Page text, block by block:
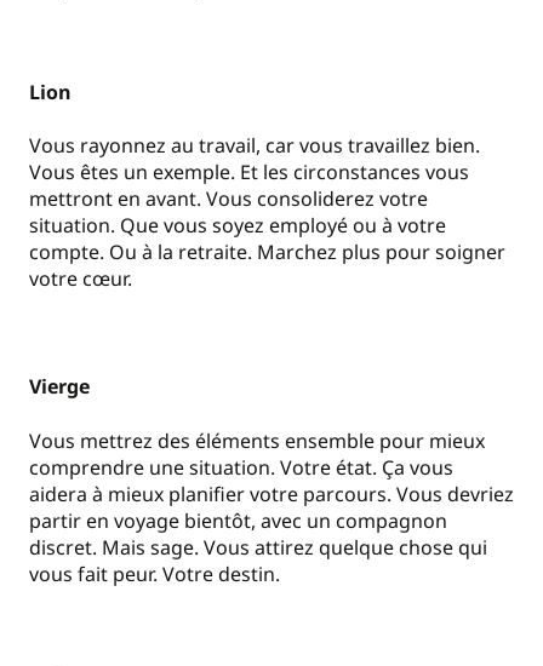
Lion
Vous rayonnez au travail, car vous travaillez bien.
Vous êtes un exemple. Et les circonstances vous
mettront en avant. Vous consoliderez votre
situation. Que vous soyez employé ou à votre
compte. Ou à la retraite. Marchez plus pour soigner
votre cœur.
Vierge
Vous mettrez des éléments ensemble pour mieux
comprendre une situation. Votre état. Ça vous
aidera à mieux planifier votre parcours. Vous devriez
partir en voyage bientôt, avec un compagnon
discret. Mais sage. Vous attirez quelque chose qui
vous fait peur. Votre destin.